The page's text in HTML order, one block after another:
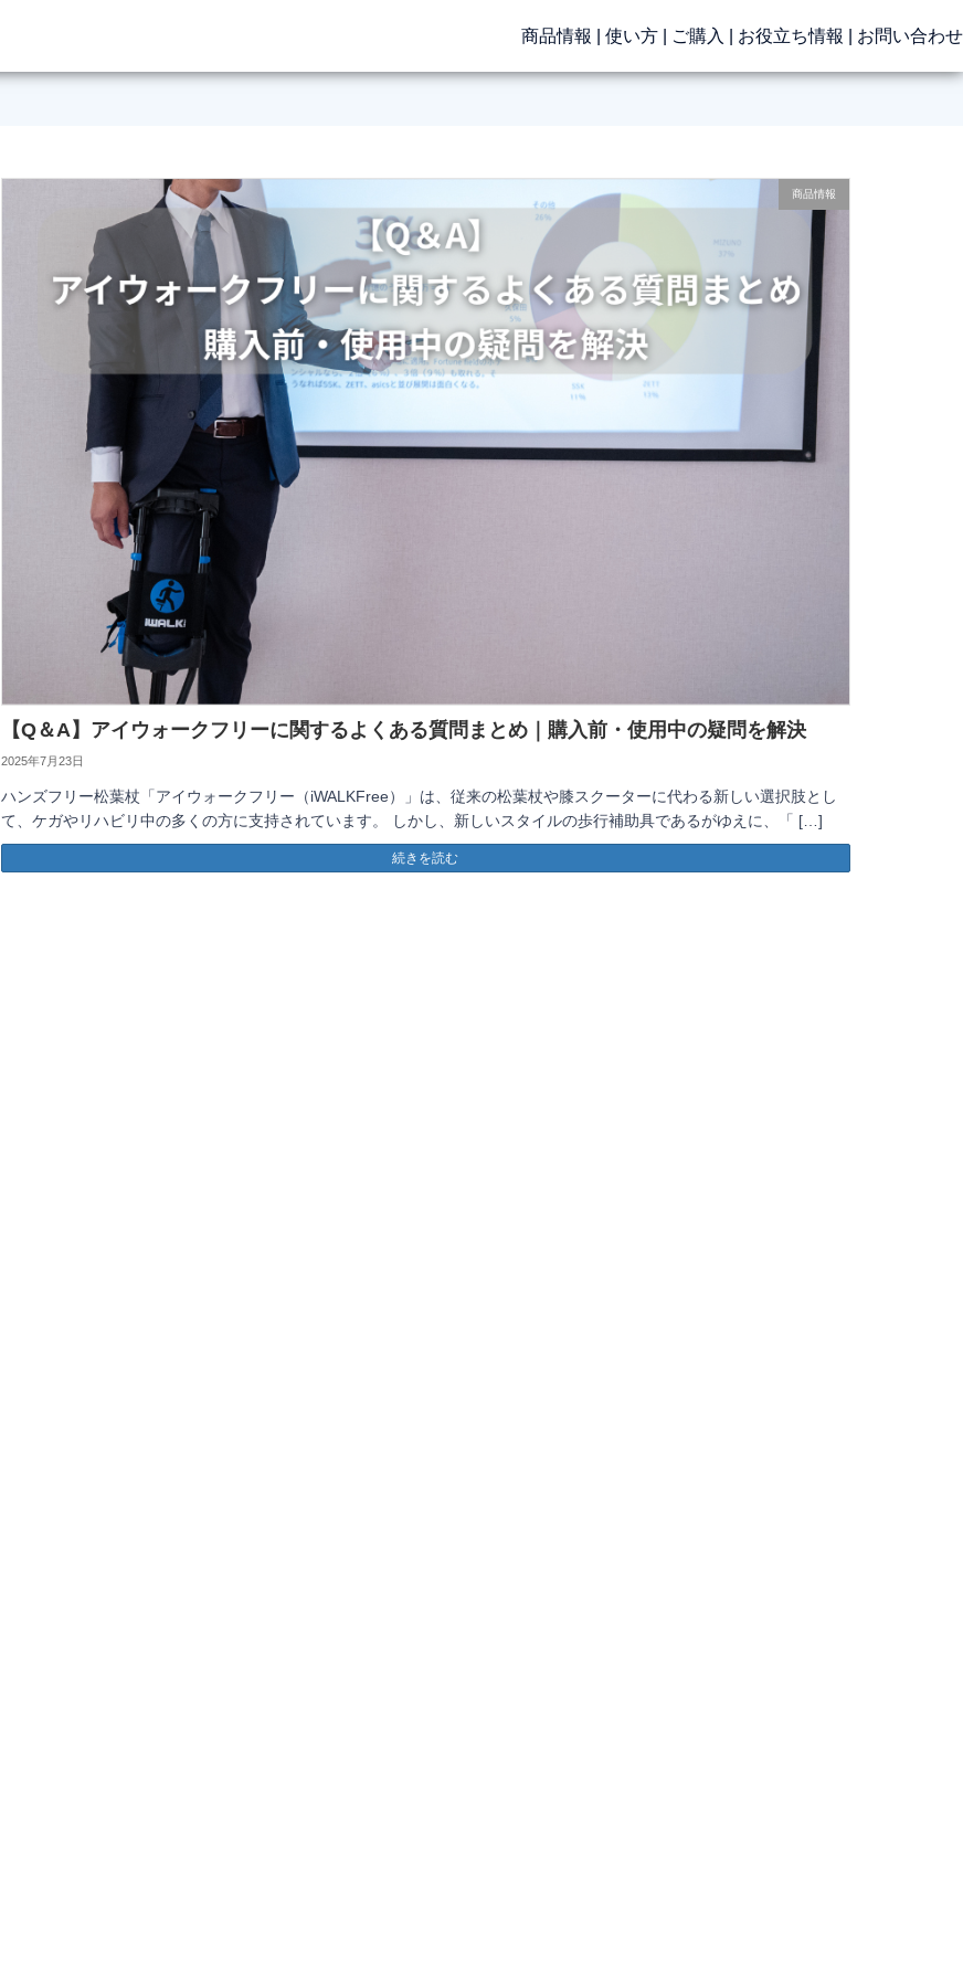
商品情報 使い方 ご購入 お役立ち情報 お問い合わせ
商品情報
【Q＆A】アイウォークフリーに関するよくある質問まとめ｜購入前・使用中の疑問を解決
2025年7月23日
ハンズフリー松葉杖「アイウォークフリー（iWALKFree）」は、従来の松葉杖や膝スクーターに代わる新しい選択肢とし
て、ケガやリハビリ中の多くの方に支持されています。 しかし、新しいスタイルの歩行補助具であるがゆえに、「 […]
続きを読む